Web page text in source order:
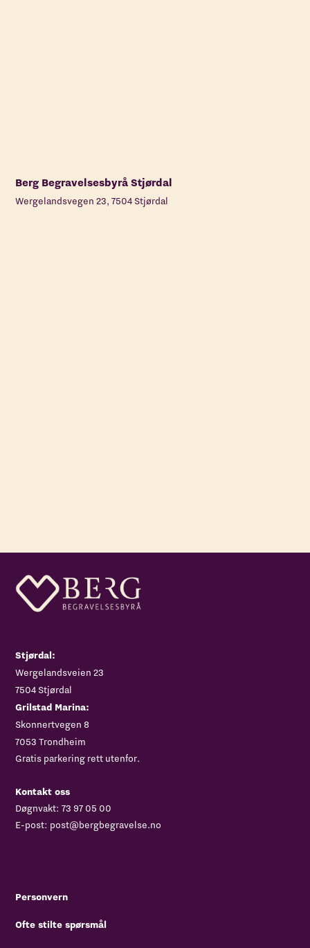
Berg Begravelsesbyrå Stjørdal
Wergelandsvegen 23, 7504 Stjørdal
Stjørdal:
‍Wergelandsveien 23
7504 Stjørdal
Grilstad Marina:
Skonnertvegen 8
7053 Trondheim
Gratis parkering rett utenfor.
Kontakt oss
Døgnvakt:73 97 05 00
E-post: post@bergbegravelse.no
Personvern
Ofte stilte spørsmål